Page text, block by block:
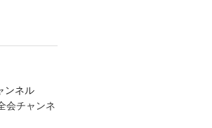
ンネル
会チャンネ